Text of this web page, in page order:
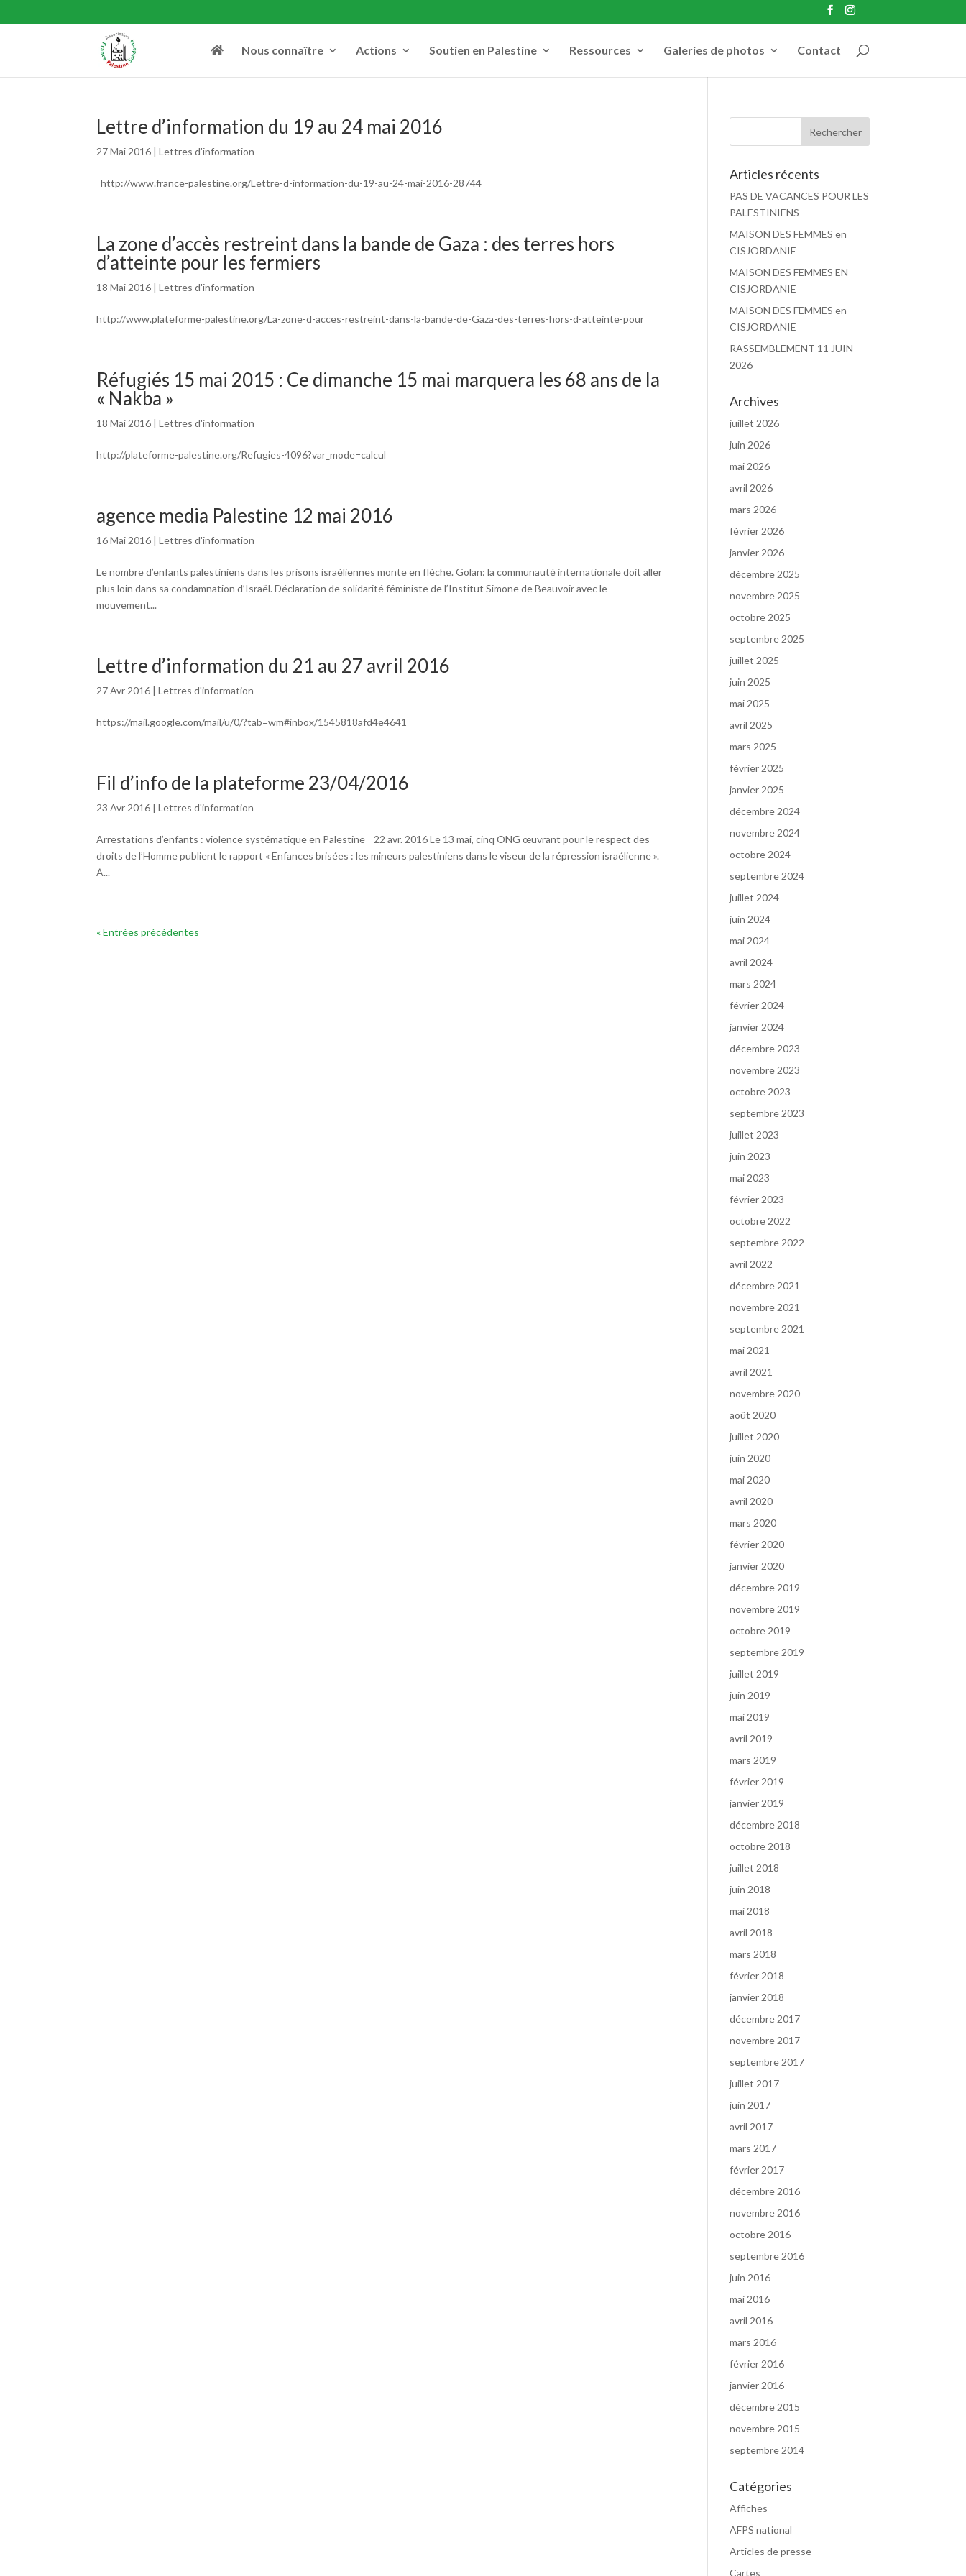
Nous connaître Actions Soutien en Palestine Ressources Galeries de photos Contact
Lettre d’information du 19 au 24 mai 2016
27 Mai 2016 |Lettres d'information
http://www.france-palestine.org/Lettre-d-information-du-19-au-24-mai-2016-28744
La zone d’accès restreint dans la bande de Gaza : des terres hors
d’atteinte pour les fermiers
18 Mai 2016 |Lettres d'information
http://www.plateforme-palestine.org/La-zone-d-acces-restreint-dans-la-bande-de-Gaza-des-terres-hors-d-atteinte-pour
Réfugiés 15 mai 2015 : Ce dimanche 15 mai marquera les 68 ans de la
« Nakba »
18 Mai 2016 |Lettres d'information
http://plateforme-palestine.org/Refugies-4096?var_mode=calcul
agence media Palestine 12 mai 2016
16 Mai 2016 |Lettres d'information
Le nombre d’enfants palestiniens dans les prisons israéliennes monte en flèche. Golan: la communauté internationale doit aller
plus loin dans sa condamnation d’Israël. Déclaration de solidarité féministe de l’Institut Simone de Beauvoir avec le
mouvement...
Lettre d’information du 21 au 27 avril 2016
27 Avr 2016 |Lettres d'information
https://mail.google.com/mail/u/0/?tab=wm#inbox/1545818afd4e4641
Fil d’info de la plateforme 23/04/2016
23 Avr 2016 |Lettres d'information
Arrestations d’enfants : violence systématique en Palestine 22 avr. 2016 Le 13 mai, cinq ONG œuvrant pour le respect des
droits de l’Homme publient le rapport « Enfances brisées : les mineurs palestiniens dans le viseur de la répression israélienne ».
À...
« Entrées précédentes
Articles récents
PAS DE VACANCES POUR LES
PALESTINIENS
MAISON DES FEMMES en
CISJORDANIE
MAISON DES FEMMES EN
CISJORDANIE
MAISON DES FEMMES en
CISJORDANIE
RASSEMBLEMENT 11 JUIN
2026
Archives
juillet 2026
juin 2026
mai 2026
avril 2026
mars 2026
février 2026
janvier 2026
décembre 2025
novembre 2025
octobre 2025
septembre 2025
juillet 2025
juin 2025
mai 2025
avril 2025
mars 2025
février 2025
janvier 2025
décembre 2024
novembre 2024
octobre 2024
septembre 2024
juillet 2024
juin 2024
mai 2024
avril 2024
mars 2024
février 2024
janvier 2024
décembre 2023
novembre 2023
octobre 2023
septembre 2023
juillet 2023
juin 2023
mai 2023
février 2023
octobre 2022
septembre 2022
avril 2022
décembre 2021
novembre 2021
septembre 2021
mai 2021
avril 2021
novembre 2020
août 2020
juillet 2020
juin 2020
mai 2020
avril 2020
mars 2020
février 2020
janvier 2020
décembre 2019
novembre 2019
octobre 2019
septembre 2019
juillet 2019
juin 2019
mai 2019
avril 2019
mars 2019
février 2019
janvier 2019
décembre 2018
octobre 2018
juillet 2018
juin 2018
mai 2018
avril 2018
mars 2018
février 2018
janvier 2018
décembre 2017
novembre 2017
septembre 2017
juillet 2017
juin 2017
avril 2017
mars 2017
février 2017
décembre 2016
novembre 2016
octobre 2016
septembre 2016
juin 2016
mai 2016
avril 2016
mars 2016
février 2016
janvier 2016
décembre 2015
novembre 2015
septembre 2014
Catégories
Affiches
AFPS national
Articles de presse
Cartes